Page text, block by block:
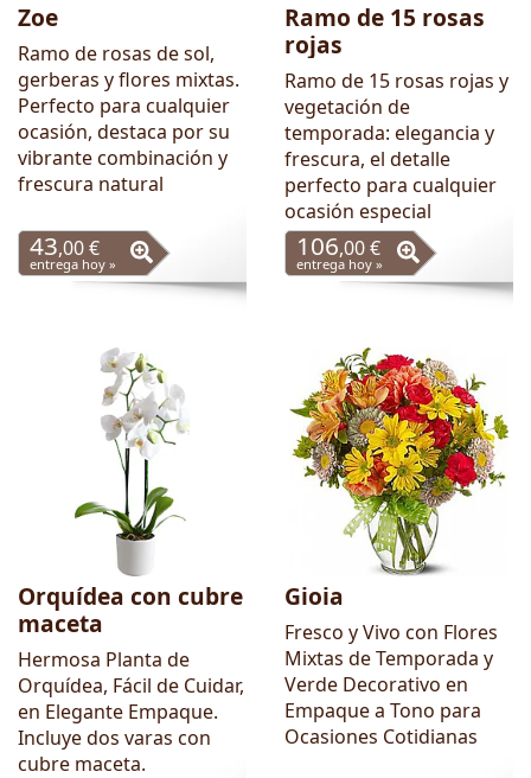
Zoe
Ramo de rosas de sol,
gerberas y flores mixtas.
Perfecto para cualquier
ocasión, destaca por su
vibrante combinación y
frescura natural
43,00 €
entrega hoy »
Ramo de 15 rosas
rojas
Ramo de 15 rosas rojas y
vegetación de
temporada: elegancia y
frescura, el detalle
perfecto para cualquier
ocasión especial
106,00 €
entrega hoy »
Orquídea con cubre
maceta
Hermosa Planta de
Orquídea, Fácil de Cuidar,
en Elegante Empaque.
Incluye dos varas con
cubre maceta.
Gioia
Fresco y Vivo con Flores
Mixtas de Temporada y
Verde Decorativo en
Empaque a Tono para
Ocasiones Cotidianas